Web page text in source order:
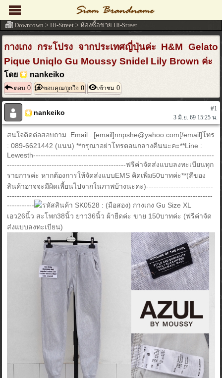
กางเกง กระโปรง จากประเทศญี่ปุ่นค่ะ H&M Gelato
Pique Uniqlo Gu Moussy Snidel Lily Brown ค่ะ
โดย nankeiko
ตอบ 0 ขอบคุณ/ถูกใจ 0 เข้าชม 0
nankeiko
#1
3 มิ.ย. 69 15:25 น.
สนใจติดต่อสอบถาม :Email : [email]nnpshe@yahoo.com[/email]โทร
: 089-6621442 (แนน) **กรุณาอย่าโทรตอนกลางคืนนะคะ**Line :
Lewesth-------------------------------------------------------------------------
------------------------------------------------ฟรีค่าจัดส่งแบบลงทะเบียนทุก
รายการค่ะ หากต้องการให้จัดส่งแบบEMS คิดเพิ่ม50บาทค่ะ**(สีของ
สินค้าอาจจะมีผิดเพี้ยนไปจากในภาพบ้างนะคะ)---------------------------
-----------------------------------------------------------------------------------
-----------
รหัสสินค้า SK0528 : (มือสอง) กางเกง Gu Size XL
เอว26นิ้ว สะโพก38นิ้ว ยาว36นิ้ว ผ้ายืดค่ะ ขาย 150บาทค่ะ (ฟรีค่าจัด
ส่งแบบลงทะเบียน)
Downtown > Hi-Street > ห้องซื้อขาย Hi-Street